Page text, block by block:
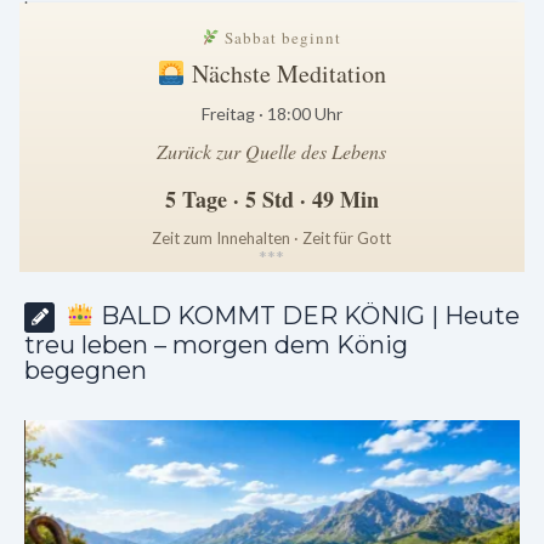
Sabbat beginnt
Nächste Meditation
Freitag · 18:00 Uhr
Zurück zur Quelle des Lebens
5 Tage · 5 Std · 49 Min
Zeit zum Innehalten · Zeit für Gott
***
BALD KOMMT DER KÖNIG | Heute
treu leben – morgen dem König
begegnen